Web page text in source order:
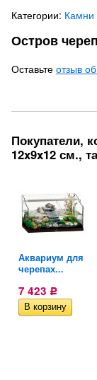
Категории: Камни
Остров
Оставьте отзыв
Покупатели,
12x9x12 см.,
Аквариум для
черепах...
7 423 Р